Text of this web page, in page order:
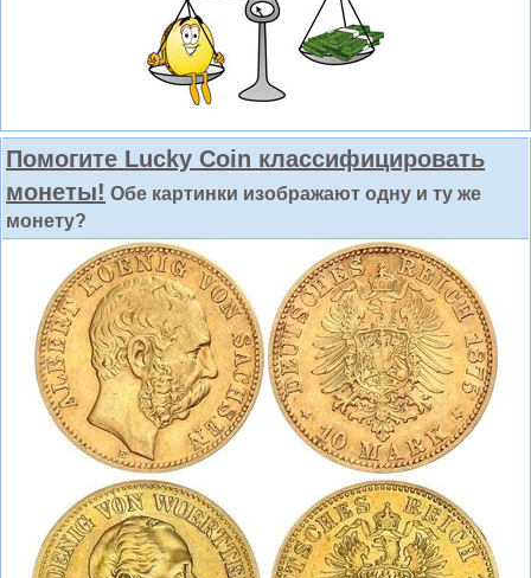
Помогите Lucky Coin классифицировать
монеты! Обе картинки изображают одну и ту же
монету?